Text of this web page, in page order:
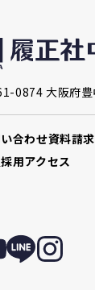
0874 大阪府
合わせ資料請
用アクセス